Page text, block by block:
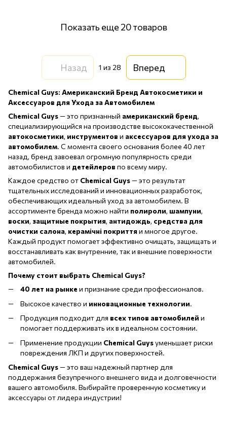
Показать еще 20 товаров
Назад 1 из 28 Вперед
Chemical Guys: Американский Бренд Автокосметики и
Аксессуаров для Ухода за Автомобилем
Chemical Guys— это признанный американский бренд,
специализирующийся на производстве высококачественной
автокосметики, инструментов и аксессуаров для ухода за
автомобилем. С момента своего основания более 40 лет
назад, бренд завоевал огромную популярность среди
автомобилистов и детейлеров по всему миру.
Каждое средство от Chemical Guys— это результат
тщательных исследований и инновационных разработок,
обеспечивающих идеальный уход за автомобилем. В
ассортименте бренда можно найти полироли, шампуни,
воски, защитные покрытия, антидождь, средства для
очистки салона, керамічні покриттяи многое другое.
Каждый продукт помогает эффективно очищать, защищать и
восстанавливать как внутренние, так и внешние поверхности
автомобилей.
Почему стоит выбрать Chemical Guys?
40 лет на рынке и признание среди профессионалов.
Высокое качество и инновационные технологии.
Продукция подходит для всех типов автомобилей и
помогает поддерживать их в идеальном состоянии.
Применение продукции Chemical Guysуменьшает риски
повреждения ЛКП и других поверхностей.
Chemical Guys— это ваш надежный партнер для
поддержания безупречного внешнего вида и долговечности
вашего автомобиля. Выбирайте проверенную косметику и
аксессуары от лидера индустрии!